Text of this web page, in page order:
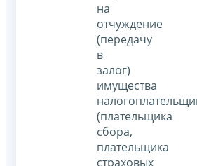
на
отчуждение
(передачу
в
залог)
имущества
(плательщика
сбора,
плательщика
страховых